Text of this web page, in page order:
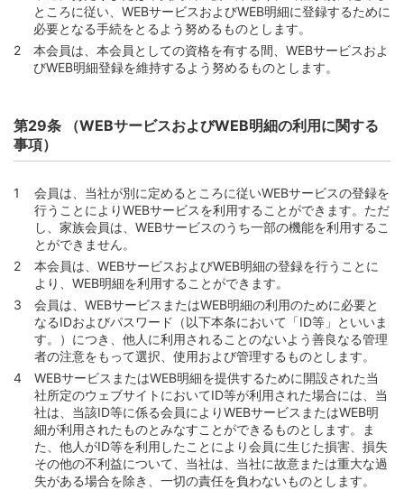
ところに従い、WEBサービスおよびWEB明細に登録するために
必要となる手続をとるよう努めるものとします。
本会員は、本会員としての資格を有する間、WEBサービスおよ
びWEB明細登録を維持するよう努めるものとします。
第29条 （WEBサービスおよびWEB明細の利用に関する
事項）
会員は、当社が別に定めるところに従いWEBサービスの登録を
行うことによりWEBサービスを利用することができます。ただ
し、家族会員は、WEBサービスのうち一部の機能を利用するこ
とができません。
本会員は、WEBサービスおよびWEB明細の登録を行うことに
より、WEB明細を利用することができます。
会員は、WEBサービスまたはWEB明細の利用のために必要と
なるIDおよびパスワード（以下本条において「ID等」といいま
す。）につき、他人に利用されることのないよう善良なる管理
者の注意をもって選択、使用および管理するものとします。
WEBサービスまたはWEB明細を提供するために開設された当
社所定のウェブサイトにおいてID等が利用された場合には、当
社は、当該ID等に係る会員によりWEBサービスまたはWEB明
細が利用されたものとみなすことができるものとします。ま
た、他人がID等を利用したことにより会員に生じた損害、損失
その他の不利益について、当社は、当社に故意または重大な過
失がある場合を除き、一切の責任を負わないものとします。